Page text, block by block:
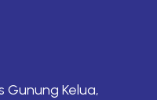
Gunung Kelua,